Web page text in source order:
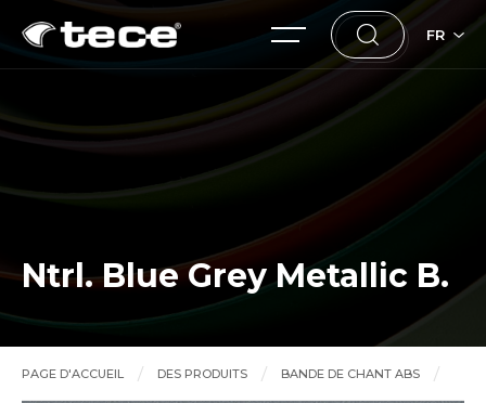
FR
Ntrl. Blue Grey Metallic B.
PAGE D'ACCUEIL DES PRODUITS BANDE DE CHANT ABS